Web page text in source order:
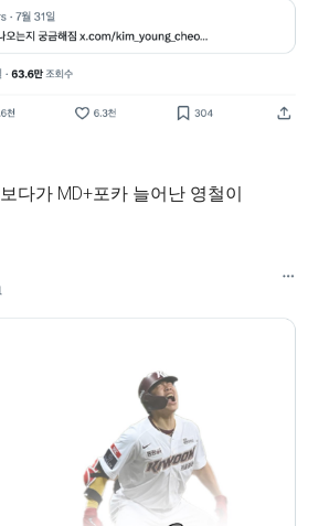
다가 MD+포카 늘어난 영철이